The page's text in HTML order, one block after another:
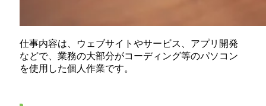
仕事内容は、ウェブサイトやサービス、アプリ開発
などで、業務の大部分がコーディング等のパソコン
を使用した個人作業です。